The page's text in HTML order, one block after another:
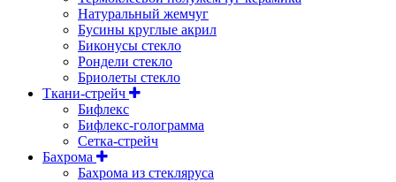
Натуральный жемчуг
Бусины круглые акрил
Биконусы стекло
Рондели стекло
Бриолеты стекло
Ткани-стрейч
Бифлекс
Бифлекс-голограмма
Сетка-стрейч
Бахрома
Бахрома из стекляруса